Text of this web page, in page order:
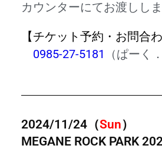
カウンターにてお渡ししま
【チケット予約・お問合わ
0985-27-5181
（ぱーく．
2024/11/24（Sun）
MEGANE ROCK PARK